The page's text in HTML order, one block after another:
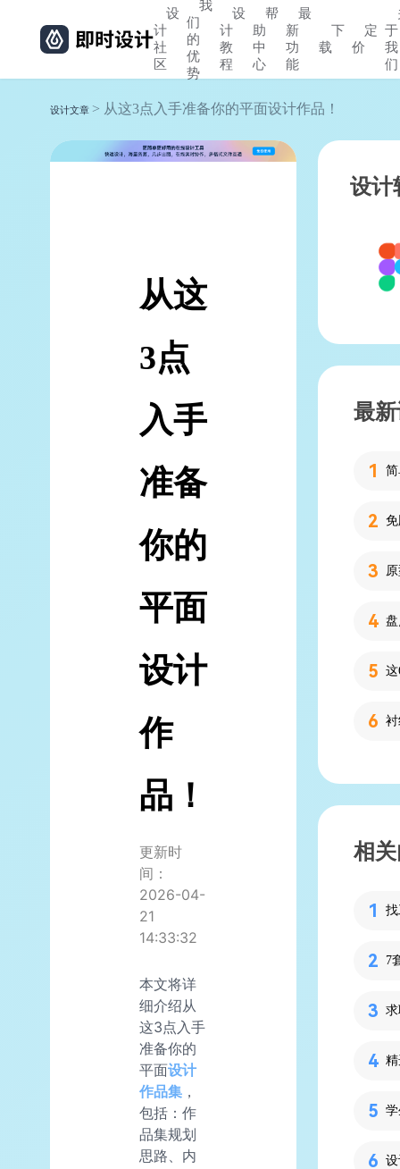
设
计
社
区
我
们
的
优
势
设
计
教
程
帮
助
中
心
最
新
功
能
下
载
定
价
于
我
们
设计文章 > 从这3点入手准备你的平面设计作品！
从这
3点
入手
准备
你的
平面
设计
作
品！
更新时
间：
2026-04-
21
14:33:32
本文将详
细介绍从
这3点入手
准备你的
平面设计
作品集 ，
包括：作
品集规划
思路、内
设计
最
相